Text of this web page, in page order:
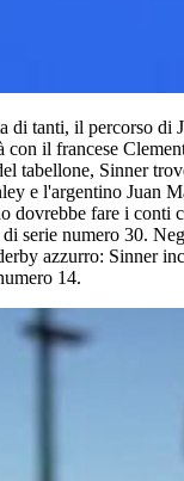
di tanti, il percorso di
con il francese
tabellone, Sinner
e l'argentino Juan
dovrebbe fare i conti
serie numero 30.
azzurro: Sinner
14.